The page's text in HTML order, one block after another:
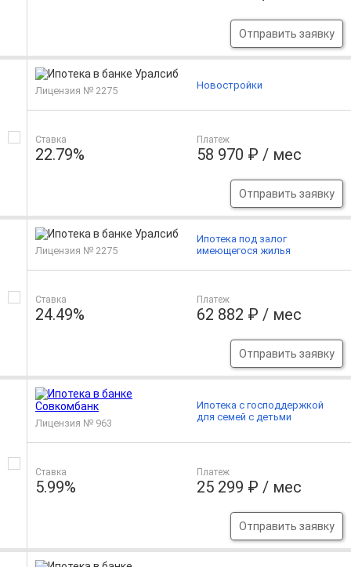
Отправить заявку
Лицензия № 2275
Ставка
22.79%
Платеж
58 970 ₽ / мес
Отправить заявку
Новостройки
Лицензия № 2275
Ставка
24.49%
Платеж
62 882 ₽ / мес
Отправить заявку
Ипотека под залог
имеющегося жилья
Лицензия № 963
Ставка
5.99%
Платеж
25 299 ₽ / мес
Отправить заявку
Ипотека с господдержкой
для семей с детьми